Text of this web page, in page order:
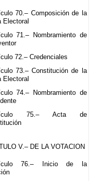
70.– Composición de la
Electoral
71.– Nombramiento de
72.– Credenciales
73.– Constitución de la
Electoral
74.– Nombramiento de
75.– Acta de
V.– DE LA VOTACION
76.– Inicio de la